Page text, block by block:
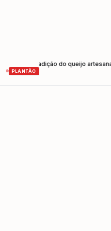
PLANTÃO
tradição do queijo artesanal